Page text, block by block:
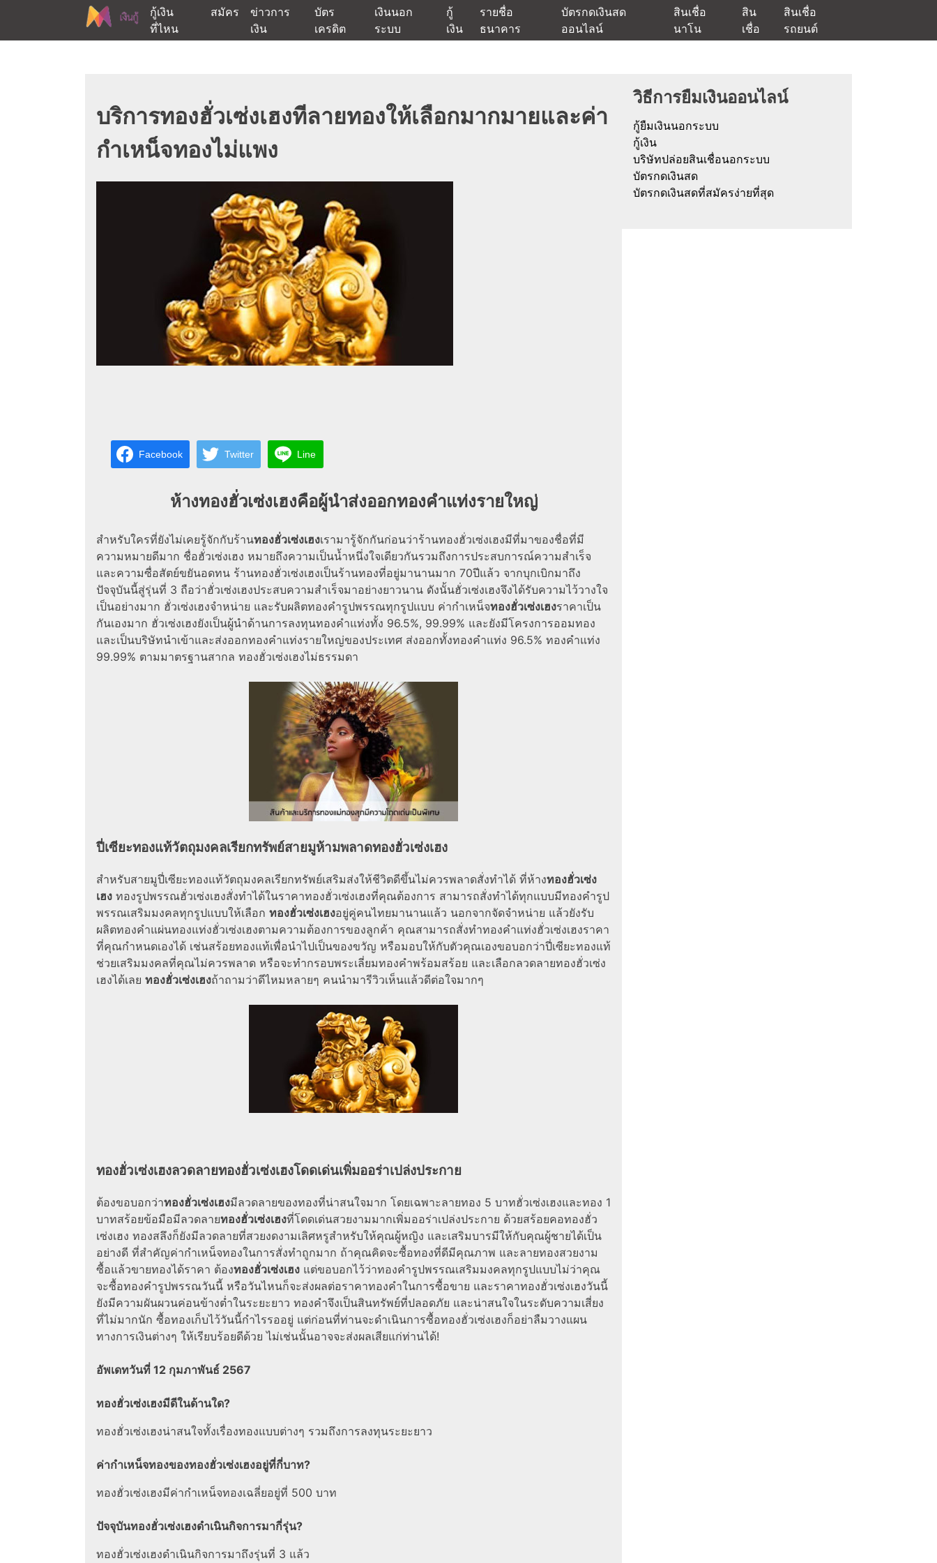
content
กู้เงิน
ที่ไหน
สมัคร
ข่าวการ
เงิน
บัตร
เครดิต
เงินนอก
ระบบ
กู้
เงิน
รายชื่อ
ธนาคาร
บัตรกดเงินสด
ออนไลน์
สินเชื่อ
นาโน
สิน
เชื่อ
สินเชื่อ
รถยนต์
บริการทองฮั่วเซ่งเฮงทีลายทองให้เลือกมากมายและค่า
กำเหน็จทองไม่แพง
Facebook Twitter Line
ห้างทองฮั่วเซ่งเฮงคือผู้นำส่งออกทองคำแท่งรายใหญ่
สำหรับใครที่ยังไม่เคยรู้จักกับร้านทองฮั่วเซ่งเฮงเรามารู้จักกันก่อนว่าร้านทองฮั่วเซ่งเฮงมีที่มาของชื่อที่มี
ความหมายดีมาก ชื่อฮั่วเซ่งเฮง หมายถึงความเป็นน้ำหนึ่งใจเดียวกันรวมถึงการประสบการณ์ความสำเร็จ
และความซื่อสัตย์ขยันอดทน ร้านทองฮั่วเซ่งเฮงเป็นร้านทองที่อยู่มานานมาก 70ปีแล้ว จากบุกเบิกมาถึง
ปัจจุบันนี้สู่รุ่นที่ 3 ถือว่าฮั่วเซ่งเฮงประสบความสำเร็จมาอย่างยาวนาน ดังนั้นฮั่วเซ่งเฮงจึงได้รับความไว้วางใจ
เป็นอย่างมาก ฮั่วเซ่งเฮงจำหน่าย และรับผลิตทองคำรูปพรรณทุกรูปแบบ ค่ากําเหน็จทองฮั่วเซ่งเฮงราคาเป็น
กันเองมาก ฮั่วเซ่งเฮงยังเป็นผู้นำด้านการลงทุนทองคำแท่งทั้ง 96.5%, 99.99% และยังมีโครงการออมทอง
และเป็นบริษัทนำเข้าและส่งออกทองคำแท่งรายใหญ่ของประเทศ ส่งออก‎ทั้งทองคำแท่ง 96.5% ‎ทองคำแท่ง
99.99% ตามมาตรฐานสากล ทองฮั่วเซ่งเฮงไม่ธรรมดา
ปี่เซียะทองแท้วัตถุมงคลเรียกทรัพย์สายมูห้ามพลาดทองฮั่วเซ่งเฮง
สำหรับสายมูปี่เซียะทองแท้วัตถุมงคลเรียกทรัพย์เสริมส่งให้ชีวิตดีขึ้นไม่ควรพลาดสั่งทำได้ ที่ห้างทองฮั่วเซ่ง
เฮง ทองรูปพรรณฮั่วเซ่งเฮงสั่งทำได้ในราคาทองฮั่วเซ่งเฮงที่คุณต้องการ สามารถสั่งทำได้ทุกแบบมีทองคำรูป
พรรณเสริมมงคลทุกรูปแบบให้เลือก ทองฮั่วเซ่งเฮงอยู่คู่คนไทยมานานแล้ว นอกจากจัดจำหน่าย แล้วยังรับ
ผลิตทองคำแผ่นทองแท่งฮั่วเซ่งเฮงตามความต้องการของลูกค้า คุณสามารถสั่งทำทองคําแท่งฮั่วเซ่งเฮงราคา
ที่คุณกำหนดเองได้ เช่นสร้อยทองแท้เพื่อนำไปเป็นของขวัญ หรือมอบให้กับตัวคุณเองขอบอกว่าปี่เซียะทองแท้
ช่วยเสริมมงคลที่คุณไม่ควรพลาด หรือจะทำกรอบพระเลี่ยมทองคำพร้อมสร้อย และเลือกลวดลายทองฮั่วเซ่ง
เฮงได้เลย ทองฮั่วเซ่งเฮงถ้าถามว่าดีไหมหลายๆ คนนำมารีวิวเห็นแล้วดีต่อใจมากๆ
ทองฮั่วเซ่งเฮงลวดลายทองฮั่วเซ่งเฮงโดดเด่นเพิ่มออร่าเปล่งประกาย
ต้องขอบอกว่าทองฮั่วเซ่งเฮงมีลวดลายของทองที่น่าสนใจมาก โดยเฉพาะลายทอง 5 บาทฮั่วเซ่งเฮงและทอง 1
บาทสร้อยข้อมือมีลวดลายทองฮั่วเซ่งเฮงที่โดดเด่นสวยงามมากเพิ่มออร่าเปล่งประกาย ด้วยสร้อยคอทองฮั่ว
เซ่งเฮง ทองสลึงก็ยังมีลวดลายที่สวยงดงามเลิศหรูสำหรับให้คุณผู้หญิง และเสริมบารมีให้กับคุณผู้ชายได้เป็น
อย่างดี ที่สำคัญค่ากําเหน็จทองในการสั่งทำถูกมาก ถ้าคุณคิดจะซื้อทองที่ดีมีคุณภาพ และลายทองสวยงาม
ซื้อแล้วขายทองได้ราคา ต้องทองฮั่วเซ่งเฮง แต่ขอบอกไว้ว่าทองคำรูปพรรณเสริมมงคลทุกรูปแบบไม่ว่าคุณ
จะซื้อทองคำรูปพรรณวันนี้ หรือวันไหนก็จะส่งผลต่อราคาทองคำในการซื้อขาย และราคาทองฮั่วเซ่งเฮงวันนี้
ยังมีความผันผวนค่อนข้างต่ำในระยะยาว ทองคำจึงเป็นสินทรัพย์ที่ปลอดภัย และน่าสนใจในระดับความเสี่ยง
ที่ไม่มากนัก ซื้อทองเก็บไว้วันนี้กำไรรออยู่ แต่ก่อนที่ท่านจะดำเนินการซื้อทองฮั่วเซ่งเฮงก็อย่าลืมวางแผน
ทางการเงินต่างๆ ให้เรียบร้อยดีด้วย ไม่เช่นนั้นอาจจะส่งผลเสียแก่ท่านได้!
อัพเดทวันที่ 12 กุมภาพันธ์ 2567
ทองฮั่วเซ่งเฮงมีดีในด้านใด?
ทองฮั่วเซ่งเฮงน่าสนใจทั้งเรื่องทองแบบต่างๆ รวมถึงการลงทุนระยะยาว
ค่ากำเหน็จทองของทองฮั่วเซ่งเฮงอยู่ที่กี่บาท?
ทองฮั่วเซ่งเฮงมีค่ากำเหน็จทองเฉลี่ยอยู่ที่ 500 บาท
ปัจจุบันทองฮั่วเซ่งเฮงดำเนินกิจการมากี่รุ่น?
ทองฮั่วเซ่งเฮงดำเนินกิจการมาถึงรุ่นที่ 3 แล้ว
วิธีการยืมเงินออนไลน์
กู้ยืมเงินนอกระบบ
กู้เงิน
บริษัทปล่อยสินเชื่อนอกระบบ
บัตรกดเงินสด
บัตรกดเงินสดที่สมัครง่ายที่สุด